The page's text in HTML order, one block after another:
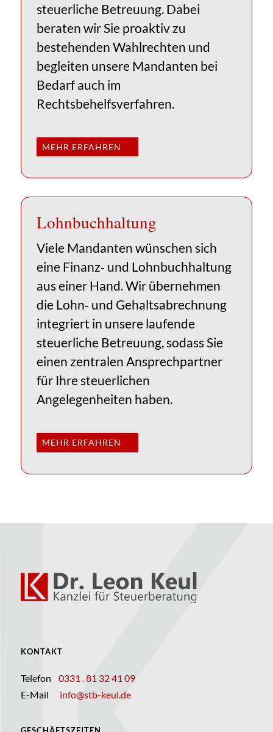
steuerliche Betreuung. Dabei
beraten wir Sie proaktiv zu
bestehenden Wahlrechten und
begleiten unsere Mandanten bei
Bedarf auch im
Rechtsbehelfsverfahren.
MEHR ERFAHREN
Lohnbuch­haltung
Viele Mandanten wünschen sich
eine Finanz‑ und Lohnbuchhaltung
aus einer Hand. Wir übernehmen
die Lohn‑ und Gehaltsabrechnung
integriert in unsere laufende
steuerliche Betreuung, sodass Sie
einen zentralen Ansprechpartner
für Ihre steuerlichen
Angelegenheiten haben.
MEHR ERFAHREN
KONTAKT
Telefon
0331 . 81 32 41 09
E-Mail
info@stb-keul.de